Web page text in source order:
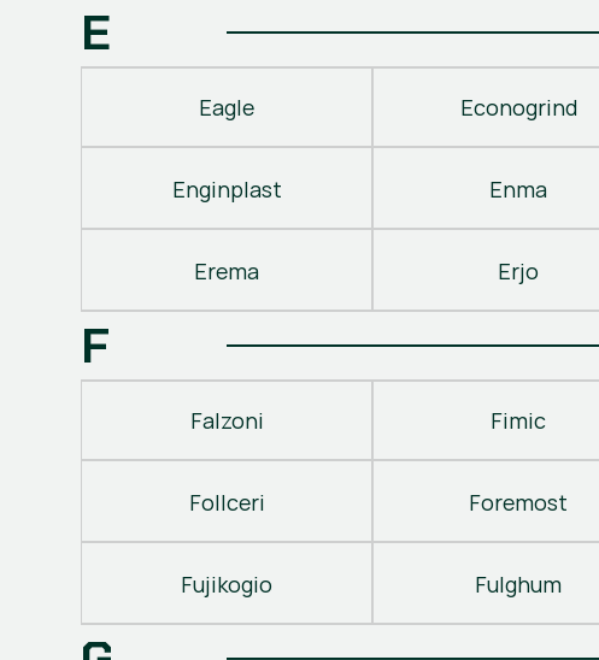
E
Eagle Econogrind
Enginplast Enma
Erema Erjo
F
Falzoni Fimic
Follceri Foremost
Fujikogio Fulghum